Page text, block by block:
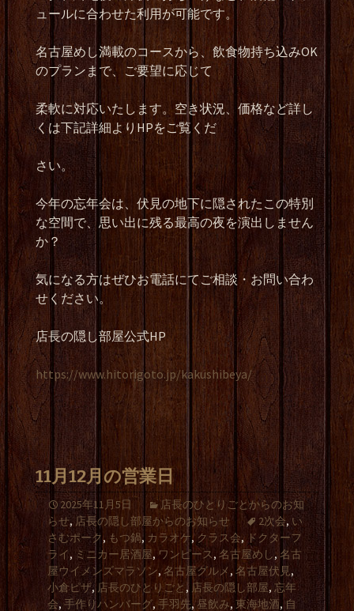
ュールに合わせた利用が可能です。
名古屋めし満載のコースから、飲食物持ち込みOK
のプランまで、ご要望に応じて
柔軟に対応いたします。空き状況、価格など詳し
くは下記詳細よりHPをご覧くだ
さい。
今年の忘年会は、伏見の地下に隠されたこの特別
な空間で、思い出に残る最高の夜を演出しません
か？
気になる方はぜひお電話にてご相談・お問い合わ
せください。
店長の隠し部屋公式HP
https://www.hitorigoto.jp/kakushibeya/
11月12月の営業日
2025年11月5日
店長のひとりごとからのお知
らせ,店長の隠し部屋からのお知らせ 2次会, い
さむポーク, もつ鍋, カラオケ,クラス会, ドクターフ
ライ, ミニカー居酒屋, ワンピース, 名古屋めし, 名古
屋ウイメンズマラソン, 名古屋グルメ , 名古屋伏見,
小倉ピザ, 店長のひとりごと , 店長の隠し部屋,忘年
会, 手作りハンバーグ, 手羽先,昼飲み, 東海地酒, 自